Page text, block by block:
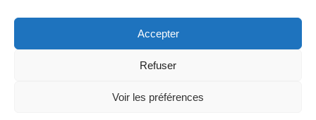
Accepter
Refuser
Voir les préférences
Du cingal
De la Suisse Normande